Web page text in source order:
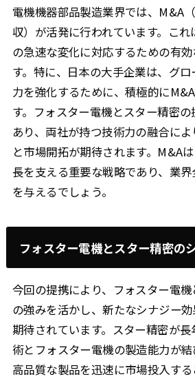
電機機器部品製造業界では、M&A
収）が活発に行われています。こ
の急速な変化に対応するための有
す。特に、日本の大手企業は、グ
力を強化するために、積極的に
す。フォスター電機とスター精密
あり、両社が持つ技術力の融合に
と市場開拓が期待されます。M&A
長を支える重要な戦略であり、業
を与えるでしょう。
フォスター電機とスター精密の
今回の提携により、フォスター電
の強みを活かし、新たなシナジー
期待されています。スター精密が
術とフォスター電機の製造能力が
高品質な製品を迅速に市場投入す